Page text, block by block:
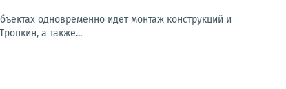
одновременно идет монтаж конструкций и
а также...